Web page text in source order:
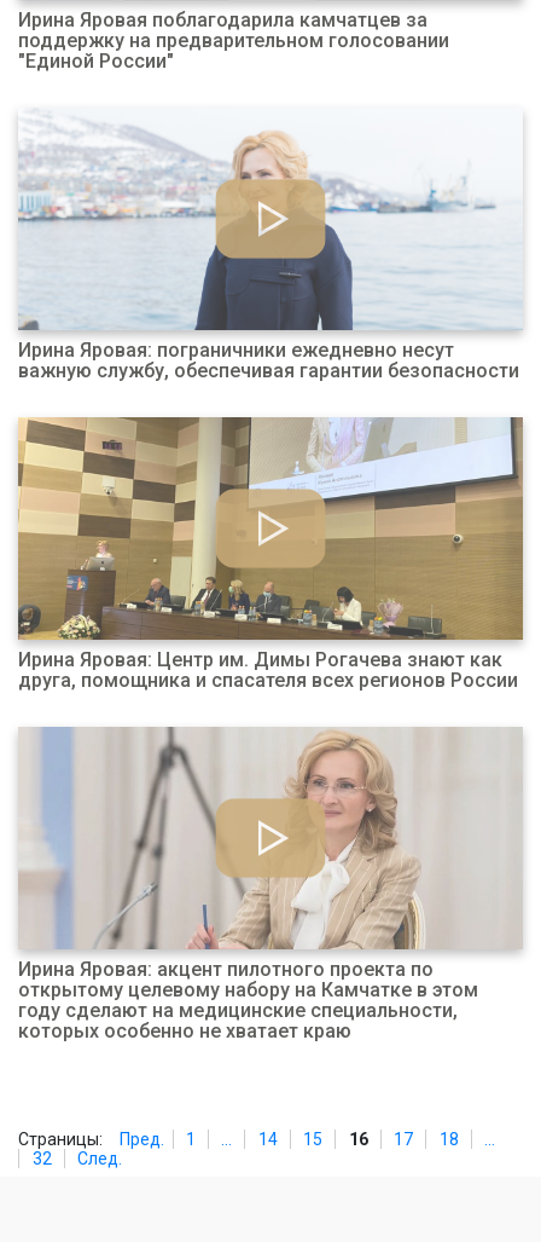
Ирина Яровая поблагодарила камчатцев за
поддержку на предварительном голосовании
"Единой России"
Ирина Яровая: пограничники ежедневно несут
важную службу, обеспечивая гарантии безопасности
Ирина Яровая: Центр им. Димы Рогачева знают как
друга, помощника и спасателя всех регионов России
Ирина Яровая: акцент пилотного проекта по
открытому целевому набору на Камчатке в этом
году сделают на медицинские специальности,
которых особенно не хватает краю
Страницы: Пред. 1 14 15 16 17 18
32
След.